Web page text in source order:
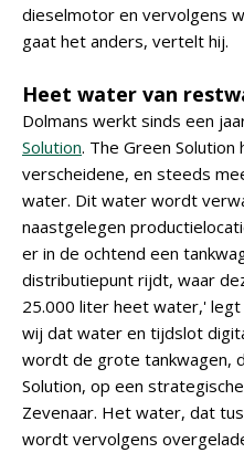
dieselmotor en vervolgens
gaat het anders, vertelt hij.
Heet water van
Dolmans werkt sinds een
Solution. The Green
verscheidene, en steeds
water. Dit water wordt
naastgelegen
er in de ochtend een
distributiepunt rijdt, waar
25.000 liter heet water,'
wij dat water en tijdslot
wordt de grote tankwagen,
Solution, op een
Zevenaar. Het water, dat
wordt vervolgens